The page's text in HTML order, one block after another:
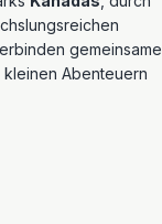
gemeinsame
kleinen Abenteuern